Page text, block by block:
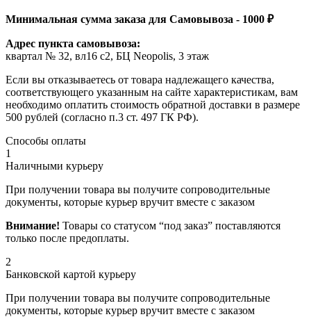
Минимальная сумма заказа для Самовывоза - 1000 ₽
Адрес пункта самовывоза:
квартал № 32, вл16 с2, БЦ Neopolis, 3 этаж
Если вы отказываетесь от товара надлежащего качества,
соответствующего указанным на сайте характеристикам, вам
необходимо оплатить стоимость обратной доставки в размере
500 рублей (согласно п.3 ст. 497 ГК РФ).
Способы оплаты
1
Наличными курьеру
При получении товара вы получите сопроводительные
документы, которые курьер вручит вместе с заказом
Внимание! Товары со статусом “под заказ” поставляются
только после предоплаты.
2
Банковской картой курьеру
При получении товара вы получите сопроводительные
документы, которые курьер вручит вместе с заказом